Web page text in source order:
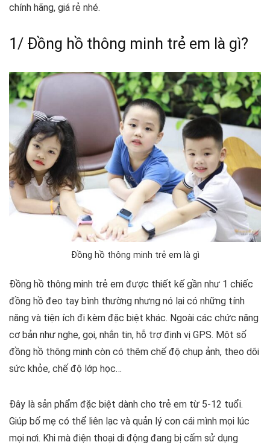
chính hãng, giá rẻ nhé.
1/ Đồng hồ thông minh trẻ em là gì?
Đồng hồ thông minh trẻ em là gì
Đồng hồ thông minh trẻ em được thiết kế gần như 1 chiếc
đồng hồ đeo tay bình thường nhưng nó lại có những tính
năng và tiện ích đi kèm đặc biệt khác. Ngoài các chức năng
cơ bản như nghe, gọi, nhắn tin, hỗ trợ định vị GPS. Một số
đồng hồ thông minh còn có thêm chế độ chụp ảnh, theo dõi
sức khỏe, chế độ lớp học…
Đây là sản phẩm đặc biệt dành cho trẻ em từ 5-12 tuổi.
Giúp bố mẹ có thể liên lạc và quản lý con cái mình mọi lúc
mọi nơi. Khi mà điện thoại di động đang bị cấm sử dụng